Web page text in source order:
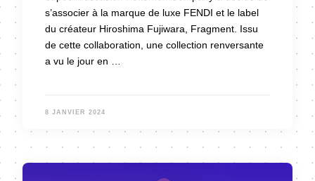
s’associer à la marque de luxe FENDI et le label
du créateur Hiroshima Fujiwara, Fragment. Issu
de cette collaboration, une collection renversante
a vu le jour en …
8 JANVIER 2024